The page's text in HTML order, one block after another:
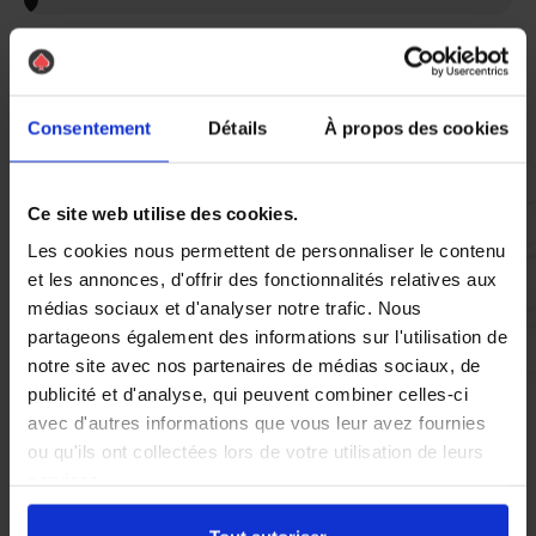
Consentement Détails À propos des cookies
Ce site web utilise des cookies.
Les cookies nous permettent de personnaliser le contenu
et les annonces, d'offrir des fonctionnalités relatives aux
médias sociaux et d'analyser notre trafic. Nous
partageons également des informations sur l'utilisation de
notre site avec nos partenaires de médias sociaux, de
publicité et d'analyse, qui peuvent combiner celles-ci
avec d'autres informations que vous leur avez fournies
ou qu'ils ont collectées lors de votre utilisation de leurs
chèque, un reçu CB et une facture vous sont envoyés par
Etape 5 :
Vous évaluez la prestation
Vous recevez une demande d’évaluation de votre expérience
avec l’équipe AS DE PIC.
Nous avons pensé à tout